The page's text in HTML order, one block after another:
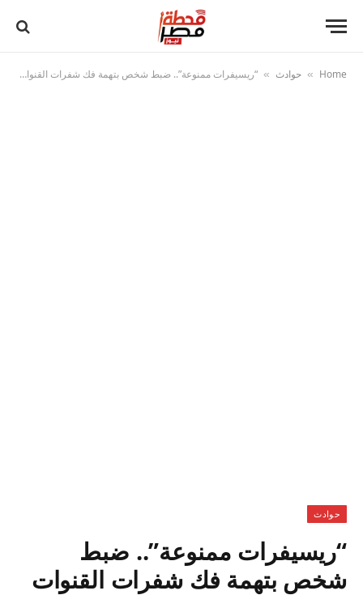
Home
» حوادث » “ريسيفرات ممنوعة”.. ضبط شخص بتهمة فك شفرات القنوات الفضائية بالتجمع الخامس
حوادث
“ريسيفرات ممنوعة”.. ضبط
شخص بتهمة فك شفرات القنوات